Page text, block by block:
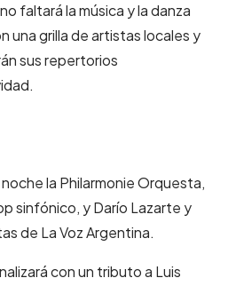
faltará la música y la danza
una grilla de artistas locales y
sus repertorios
la Philarmonie Orquesta,
sinfónico, y Darío Lazarte y
de La Voz Argentina.
con un tributo a Luis